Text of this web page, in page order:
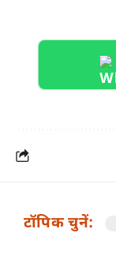
टॉपिक चुनें: